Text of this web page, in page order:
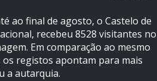
ao final de agosto, o Castelo de
recebeu 8528 visitantes no
Em comparação ao mesmo
registos apontam para mais
a autarquia.